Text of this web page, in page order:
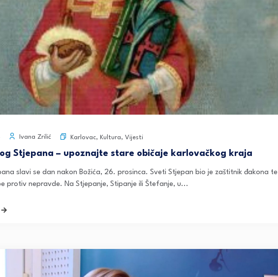
Ivana Zrilić Karlovac, Kultura, Vijesti
Stjepana – upoznajte stare običaje karlovačkog kraja
slavi se dan nakon Božića, 26. prosinca. Sveti Stjepan bio je zaštitnik đakona te
protiv nepravde. Na Stjepanje, Stipanje ili Štefanje, u...